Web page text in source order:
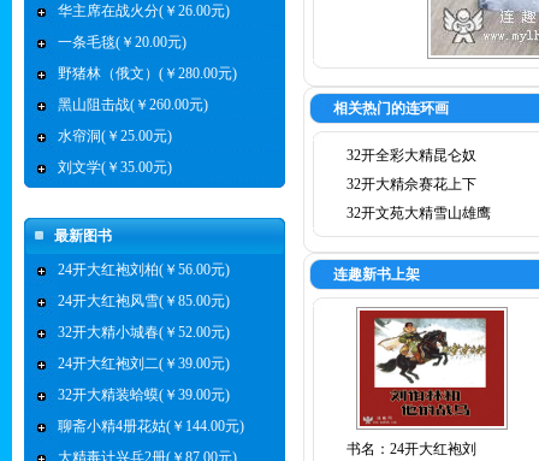
华主席在战火分(￥26.00元)
一条毛毯(￥20.00元)
野猪林（俄文）(￥280.00元)
黑山阻击战(￥260.00元)
水帘洞(￥25.00元)
刘文学(￥35.00元)
最新图书
24开大红袍刘柏(￥56.00元)
24开大红袍风雪(￥85.00元)
32开大精小城春(￥52.00元)
24开大红袍刘二(￥39.00元)
32开大精装蛤蟆(￥39.00元)
聊斋小精4册花姑(￥144.00元)
大精毒计兴兵2册(￥87.00元)
相关热门的连环画
32开全彩大精昆仑奴
32开大精佘赛花上下
32开文苑大精雪山雄鹰
连趣新书上架
书名： 24开大红袍刘